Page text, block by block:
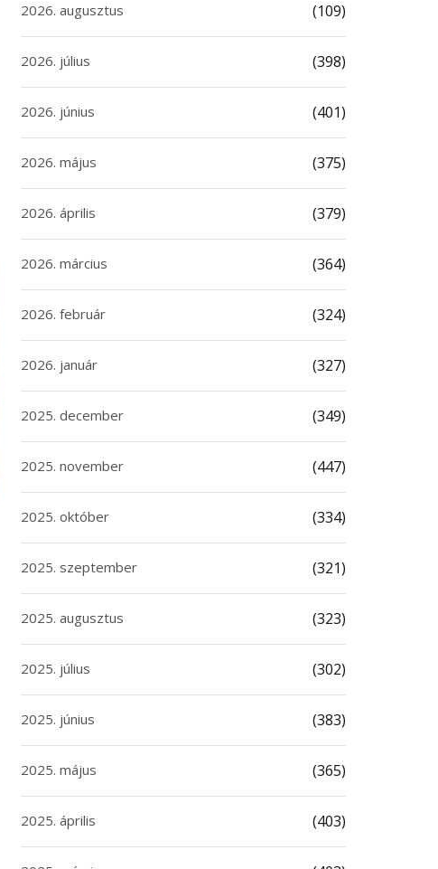
2026. augusztus (109)
2026. július (398)
2026. június (401)
2026. május (375)
2026. április (379)
2026. március (364)
2026. február (324)
2026. január (327)
2025. december (349)
2025. november (447)
2025. október (334)
2025. szeptember (321)
2025. augusztus (323)
2025. július (302)
2025. június (383)
2025. május (365)
2025. április (403)